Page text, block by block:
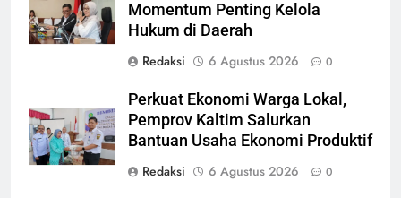
Momentum Penting Kelola
Hukum di Daerah
Redaksi
6 Agustus 2026 0
Perkuat Ekonomi Warga Lokal,
Pemprov Kaltim Salurkan
Bantuan Usaha Ekonomi Produktif
Redaksi
6 Agustus 2026 0